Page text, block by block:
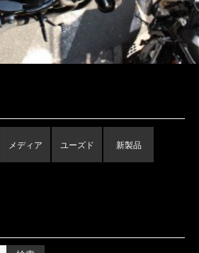
メディア ユーズド 新製品